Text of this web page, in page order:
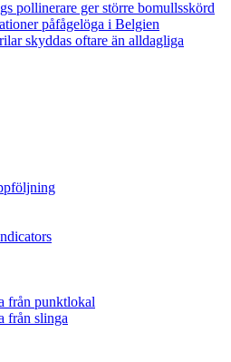
pollinerare ger större bomullsskörd
påfågelöga i Belgien
skyddas oftare än alldagliga
från punktlokal
från slinga